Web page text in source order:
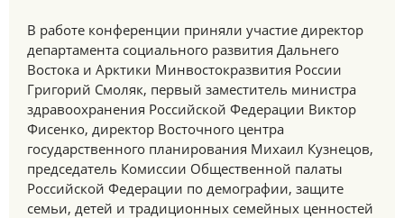
В работе конференции приняли участие директор
департамента социального развития Дальнего
Востока и Арктики Минвостокразвития России
Григорий Смоляк, первый заместитель министра
здравоохранения Российской Федерации Виктор
Фисенко, директор Восточного центра
государственного планирования Михаил Кузнецов,
председатель Комиссии Общественной палаты
Российской Федерации по демографии, защите
семьи, детей и традиционных семейных ценностей